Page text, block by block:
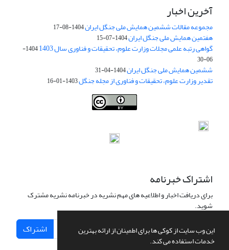
این وب سایت از کوکی ها برای اطمینان از ارائه بهترین
خدمات استفاده می کند.
آخرین اخبار
مجموعه مقالات ششمین همایش ملی جنگل ایران1404-08-17
هفتمین همایش ملی جنگل ایران1404-07-15
گواهی رتبه علمی مجلات وزارت علوم، تحقیقات و فناوری سال 1403
1404-
06-30
ششمین همایش ملی جنگل ایران1404-04-31
تقدیر وزارت علوم، تحقیقات و فناوری از مجله جنگل1403-01-16
اشتراک خبرنامه
برای دریافت اخبار و اطلاعیه های مهم نشریه در خبرنامه نشریه مشترک
شوید.
اشتراک